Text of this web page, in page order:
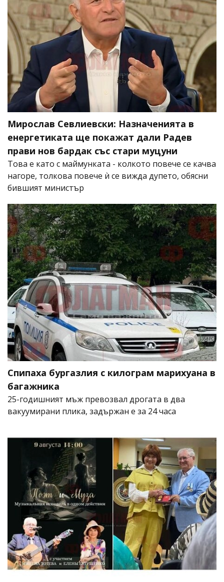
Мирослав Севлиевски: Назначенията в
енергетиката ще покажат дали Радев
прави нов бардак със стари муцуни
Това е като с маймунката - колкото повече се качва
нагоре, толкова повече ѝ се вижда дупето, обясни
бившият министър
Спипаха бургазлия с килограм марихуана в
багажника
25-годишният мъж превозвал дрогата в два
вакуумирани плика, задържан е за 24 часа